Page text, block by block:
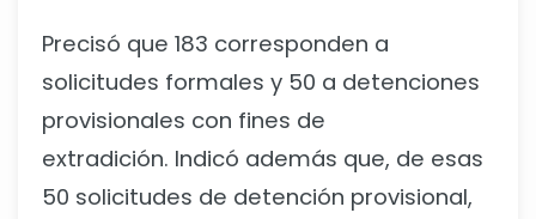
Precisó que 183 corresponden a
solicitudes formales y 50 a detenciones
provisionales con fines de
extradición. Indicó además que, de esas
50 solicitudes de detención provisional,